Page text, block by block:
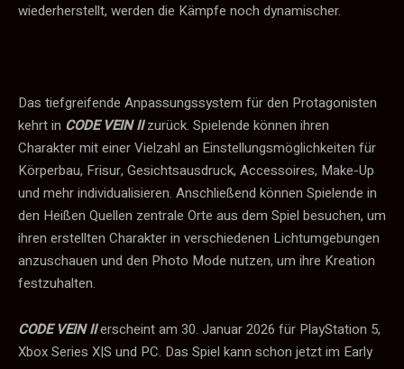
wiederherstellt, werden die Kämpfe noch dynamischer.
Das tiefgreifende Anpassungssystem für den Protagonisten
kehrt in CODE VEIN IIzurück. Spielende können ihren
Charakter mit einer Vielzahl an Einstellungsmöglichkeiten für
Körperbau, Frisur, Gesichtsausdruck, Accessoires, Make-Up
und mehr individualisieren. Anschließend können Spielende in
den Heißen Quellen zentrale Orte aus dem Spiel besuchen, um
ihren erstellten Charakter in verschiedenen Lichtumgebungen
anzuschauen und den Photo Mode nutzen, um ihre Kreation
festzuhalten.
CODE VEIN IIerscheint am 30. Januar 2026 für PlayStation 5,
Xbox Series X|S und PC. Das Spiel kann schon jetzt im Early